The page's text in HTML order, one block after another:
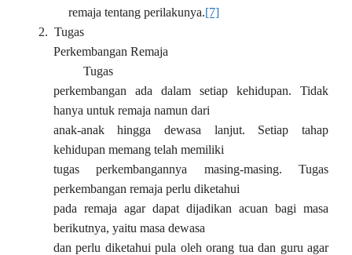
remaja tentang perilakunya.[7]
2. Tugas
Perkembangan Remaja
Tugas
perkembangan ada dalam setiap kehidupan. Tidak
hanya untuk remaja namun dari
anak-anak hingga dewasa lanjut. Setiap tahap
kehidupan memang telah memiliki
tugas perkembangannya masing-masing. Tugas
perkembangan remaja perlu diketahui
pada remaja agar dapat dijadikan acuan bagi masa
berikutnya, yaitu masa dewasa
dan perlu diketahui pula oleh orang tua dan guru agar